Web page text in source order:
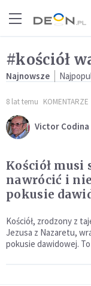
#kościół
Najnowsze
8 lat temu KOMENTARZE
Victor Codina
Kościół musi
nawrócić i
pokusie
Kościół, zrodzony z
Jezusa z Nazaretu,
pokusie dawidowej.